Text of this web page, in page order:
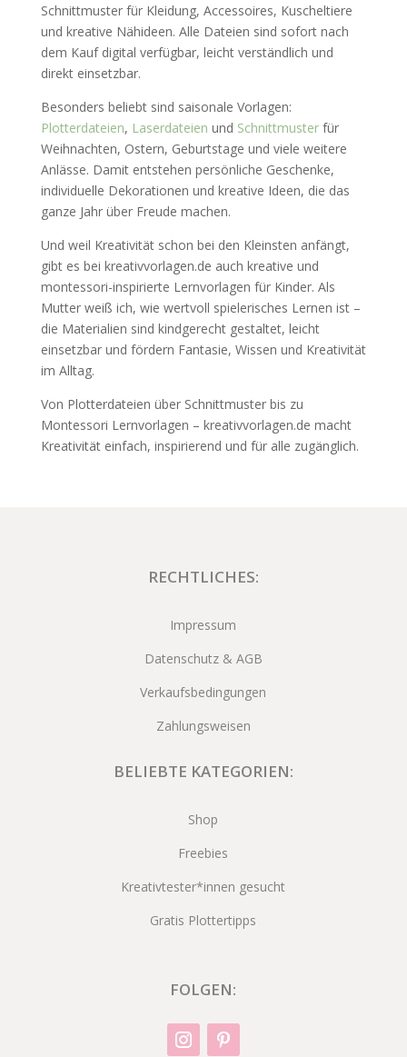
Schnittmuster für Kleidung, Accessoires, Kuscheltiere
und kreative Nähideen. Alle Dateien sind sofort nach
dem Kauf digital verfügbar, leicht verständlich und
direkt einsetzbar.
Besonders beliebt sind saisonale Vorlagen:
Plotterdateien, Laserdateien und Schnittmusterfür
Weihnachten, Ostern, Geburtstage und viele weitere
Anlässe. Damit entstehen persönliche Geschenke,
individuelle Dekorationen und kreative Ideen, die das
ganze Jahr über Freude machen.
Und weil Kreativität schon bei den Kleinsten anfängt,
gibt es bei kreativvorlagen.de auch kreative und
montessori-inspirierte Lernvorlagen für Kinder. Als
Mutter weiß ich, wie wertvoll spielerisches Lernen ist –
die Materialien sind kindgerecht gestaltet, leicht
einsetzbar und fördern Fantasie, Wissen und Kreativität
im Alltag.
Von Plotterdateien über Schnittmuster bis zu
Montessori Lernvorlagen – kreativvorlagen.de macht
Kreativität einfach, inspirierend und für alle zugänglich.
RECHTLICHES:
Impressum
Datenschutz & AGB
Verkaufsbedingungen
Zahlungsweisen
BELIEBTE KATEGORIEN:
Shop
Freebies
Kreativtester*innen gesucht
Gratis Plottertipps
FOLGEN: